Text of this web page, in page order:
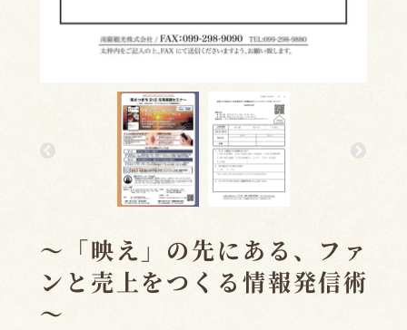
～「映え」の先にある、ファ
ンと売上をつくる情報発信術
～